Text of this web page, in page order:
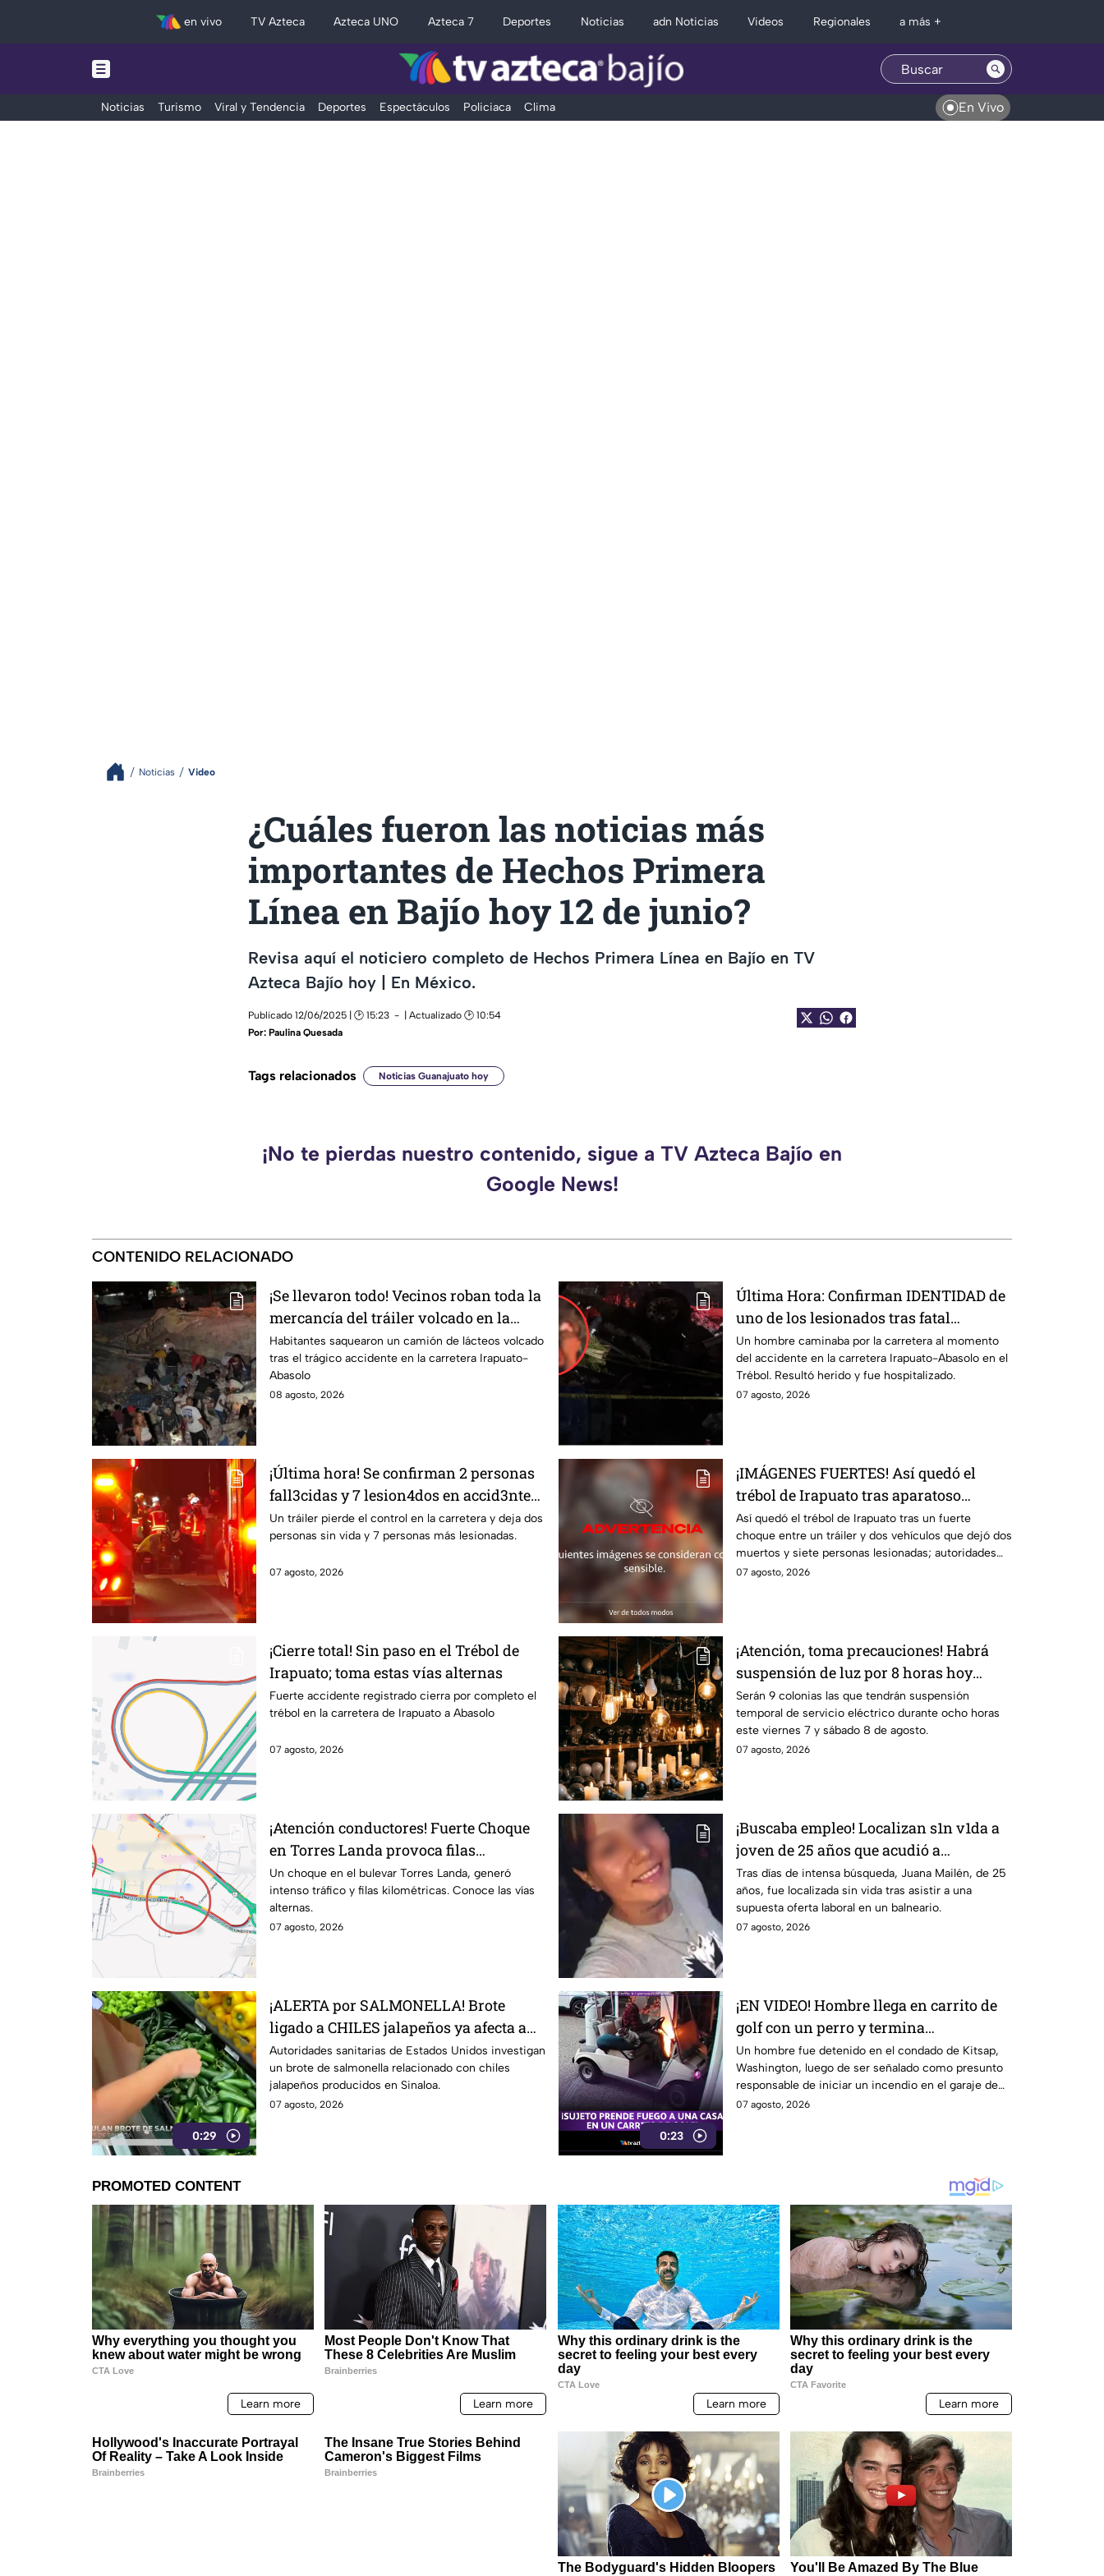
en vivo TV Azteca Azteca UNO Azteca 7 Deportes Noticias adn Noticias Videos Regionales a más +
Noticias Turismo Viral y Tendencia Deportes Espectáculos Policiaca Clima En Vivo
Noticias Video
¿Cuáles fueron las noticias más
importantes de Hechos Primera
Línea en Bajío hoy 12 de junio?
Revisa aquí el noticiero completo de Hechos Primera Línea en Bajío en TV
Azteca Bajío hoy | En México.
Publicado 12/06/2025 | 🕑 15:23
| Actualizado 🕑 10:54
Por: Paulina Quesada
Tags relacionados Noticias Guanajuato hoy
¡No te pierdas nuestro contenido, sigue a TV Azteca Bajío en
Google News!
CONTENIDO RELACIONADO
¡Se llevaron todo! Vecinos roban toda la
mercancía del tráiler volcado en la
carretera de Irapuato
Habitantes saquearon un camión de lácteos volcado
tras el trágico accidente en la carretera Irapuato-
Abasolo
08 agosto, 2026
Última Hora: Confirman IDENTIDAD de
uno de los lesionados tras fatal
accid3nte en Irapuato
Un hombre caminaba por la carretera al momento
del accidente en la carretera Irapuato-Abasolo en el
Trébol. Resultó herido y fue hospitalizado.
07 agosto, 2026
¡Última hora! Se confirman 2 personas
fall3cidas y 7 lesion4dos en accid3nte
carretero en Irapuato; esto se sabe
Un tráiler pierde el control en la carretera y deja dos
personas sin vida y 7 personas más lesionadas.
07 agosto, 2026
¡IMÁGENES FUERTES! Así quedó el
trébol de Irapuato tras aparatoso
choque; hay mu3rtos y lesionados
Así quedó el trébol de Irapuato tras un fuerte
choque entre un tráiler y dos vehículos que dejó dos
muertos y siete personas lesionadas; autoridades
siguen en la zona
07 agosto, 2026
¡Cierre total! Sin paso en el Trébol de
Irapuato; toma estas vías alternas
Fuerte accidente registrado cierra por completo el
trébol en la carretera de Irapuato a Abasolo
07 agosto, 2026
¡Atención, toma precauciones! Habrá
suspensión de luz por 8 horas hoy
viernes 7 y mañana sábado 8 de agosto
en 9 sitios
Serán 9 colonias las que tendrán suspensión
temporal de servicio eléctrico durante ocho horas
este viernes 7 y sábado 8 de agosto.
07 agosto, 2026
¡Atención conductores! Fuerte Choque
en Torres Landa provoca filas
kilométricas a esta altura
Un choque en el bulevar Torres Landa, generó
intenso tráfico y filas kilométricas. Conoce las vías
alternas.
07 agosto, 2026
¡Buscaba empleo! Localizan s1n v1da a
joven de 25 años que acudió a
entrevista de trabajo falsa
Tras días de intensa búsqueda, Juana Mailén, de 25
años, fue localizada sin vida tras asistir a una
supuesta oferta laboral en un balneario.
07 agosto, 2026
0:29
¡ALERTA por SALMONELLA! Brote
ligado a CHILES jalapeños ya afecta a
27 estados
Autoridades sanitarias de Estados Unidos investigan
un brote de salmonella relacionado con chiles
jalapeños producidos en Sinaloa.
07 agosto, 2026
0:23
¡EN VIDEO! Hombre llega en carrito de
golf con un perro y termina
DESATANDO inc3ndio en una casa
Un hombre fue detenido en el condado de Kitsap,
Washington, luego de ser señalado como presunto
responsable de iniciar un incendio en el garaje de
una vivienda.
07 agosto, 2026